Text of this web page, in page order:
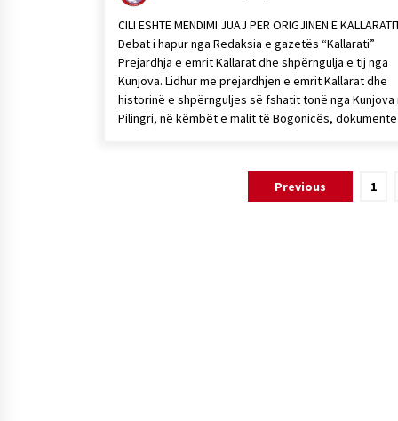
CILI ËSHTË MENDIMI JUAJ PER ORIGJINËN E
Debat i hapur nga Redaksia e gazetës “Kallarati”
Prejardhja e emrit Kallarat dhe shpërngulja e tij nga
Kunjova. Lidhur me prejardhjen e emrit Kallarat dhe
historinë e shpërnguljes së fshatit tonë nga Kunjova
Pilingri, në këmbët e malit të Bogonicës,
Previous 1